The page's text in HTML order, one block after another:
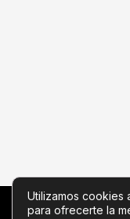
Utilizamos cookies
para ofrecerte la